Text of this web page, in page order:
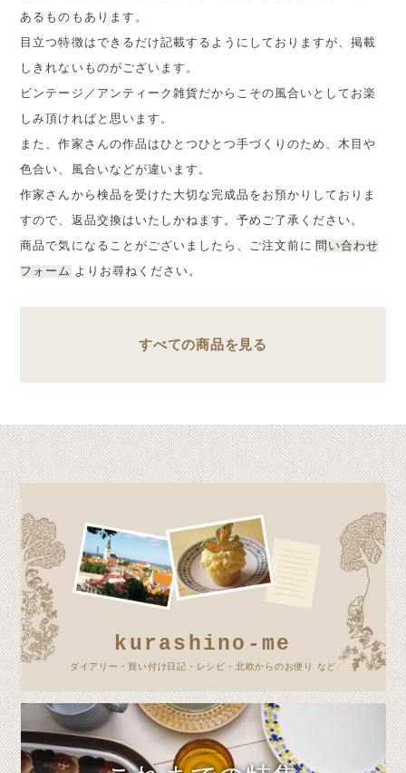
あるものもあります。
目立つ特徴はできるだけ記載するようにしておりますが、掲載
しきれないものがございます。
ビンテージ／アンティーク雑貨だからこその風合いとしてお楽
しみ頂ければと思います。
また、作家さんの作品はひとつひとつ手づくりのため、木目や
色合い、風合いなどが違います。
作家さんから検品を受けた大切な完成品をお預かりしておりま
すので、返品交換はいたしかねます。予めご了承ください。
商品で気になることがございましたら、ご注文前に 問い合わせ
フォーム よりお尋ねください。
すべての商品を見る
kurashino-me
ダイアリー・買い付け日記・レシピ・北欧からのお便り など